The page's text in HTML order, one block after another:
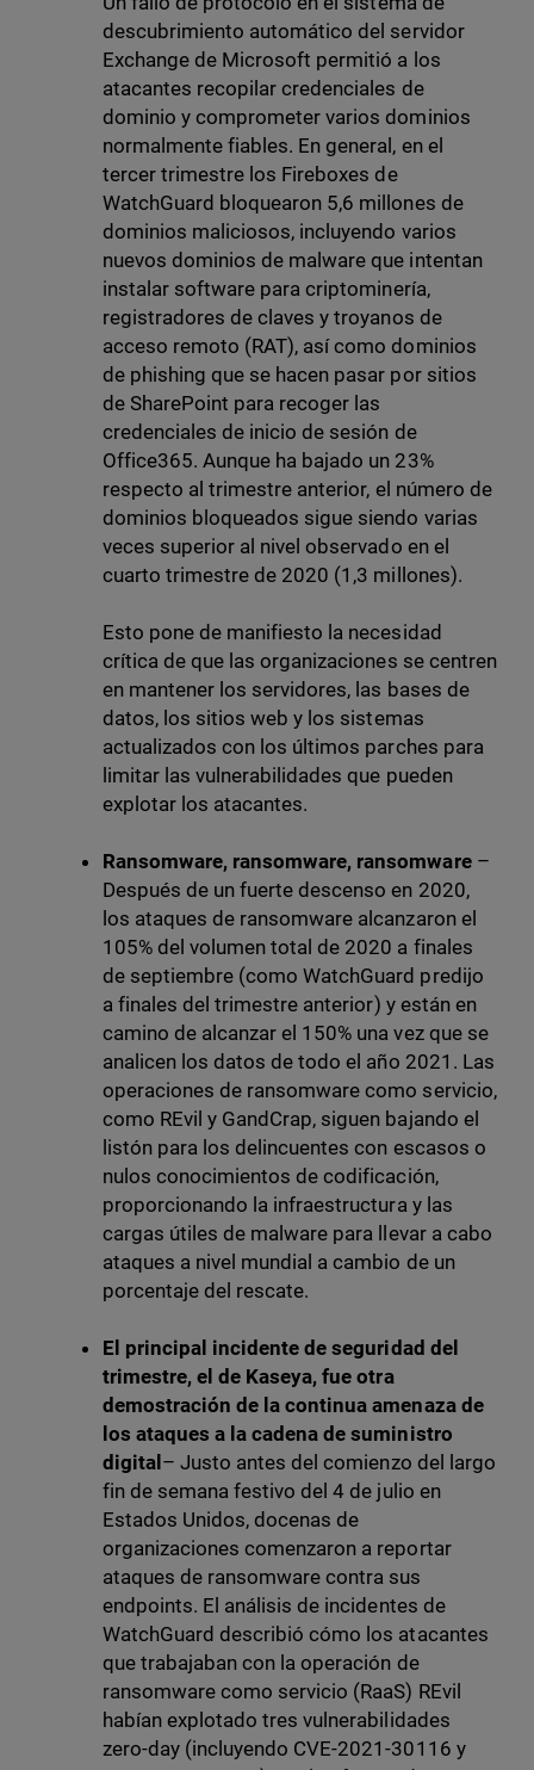
descubrimiento automático del servidor
Exchange de Microsoft permitió a los
atacantes recopilar credenciales de
dominio y comprometer varios dominios
normalmente fiables. En general, en el
tercer trimestre los Fireboxes de
WatchGuard bloquearon 5,6 millones de
dominios maliciosos, incluyendo varios
nuevos dominios de malware que intentan
instalar software para criptominería,
registradores de claves y troyanos de
acceso remoto (RAT), así como dominios
de phishing que se hacen pasar por sitios
de SharePoint para recoger las
credenciales de inicio de sesión de
Office365. Aunque ha bajado un 23%
respecto al trimestre anterior, el número de
dominios bloqueados sigue siendo varias
veces superior al nivel observado en el
cuarto trimestre de 2020 (1,3 millones).
Esto pone de manifiesto la necesidad
crítica de que las organizaciones se centren
en mantener los servidores, las bases de
datos, los sitios web y los sistemas
actualizados con los últimos parches para
limitar las vulnerabilidades que pueden
explotar los atacantes.
Ransomware, ransomware, ransomware–
Después de un fuerte descenso en 2020,
los ataques de ransomware alcanzaron el
105% del volumen total de 2020 a finales
de septiembre (como WatchGuard predijo
a finales del trimestre anterior) y están en
camino de alcanzar el 150% una vez que se
analicen los datos de todo el año 2021. Las
operaciones de ransomware como servicio,
como REvil y GandCrap, siguen bajando el
listón para los delincuentes con escasos o
nulos conocimientos de codificación,
proporcionando la infraestructura y las
cargas útiles de malware para llevar a cabo
ataques a nivel mundial a cambio de un
porcentaje del rescate.
El principal incidente de seguridad del
trimestre, el de Kaseya, fue otra
demostración de la continua amenaza de
los ataques a la cadena de suministro
digital – Justo antes del comienzo del largo
fin de semana festivo del 4 de julio en
Estados Unidos, docenas de
organizaciones comenzaron a reportar
ataques de ransomware contra sus
endpoints. El análisis de incidentes de
WatchGuard describió cómo los atacantes
que trabajaban con la operación de
ransomware como servicio (RaaS) REvil
habían explotado tres vulnerabilidades
zero-day (incluyendo CVE-2021-30116 y